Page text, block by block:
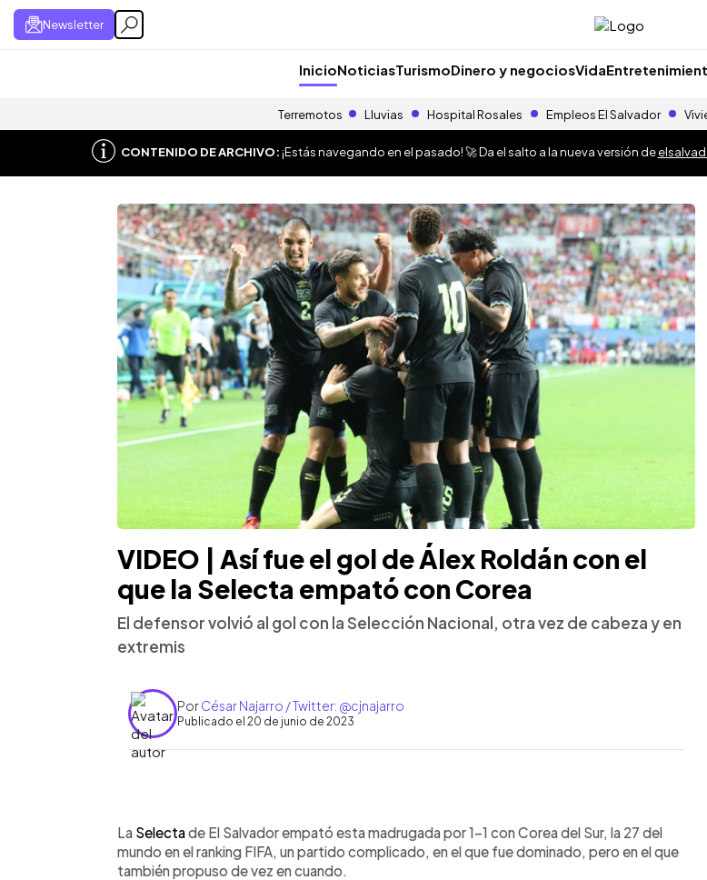
Newsletter
InicioNoticiasTurismoDinero y negociosVida
Terremotos Lluvias Hospital Rosales Empleos El Salvador
CONTENIDO DE ARCHIVO:¡Estás navegando en el pasado! 🚀 Da el salto a la nueva versión de
VIDEO | Así fue el gol de Álex Roldán con el
que la Selecta empató con Corea
El defensor volvió al gol con la Selección Nacional, otra vez de cabeza y en
extremis
PorCésar Najarro / Twitter: @cjnajarro
Publicado el 20 de junio de 2023
► Escuchar artículo
La Selectade El Salvador empató esta madrugada por 1-1 con Corea del Sur, la 27 del
mundo en el ranking FIFA, un partido complicado, en el que fue dominado, pero en el que
también propuso de vez en cuando.